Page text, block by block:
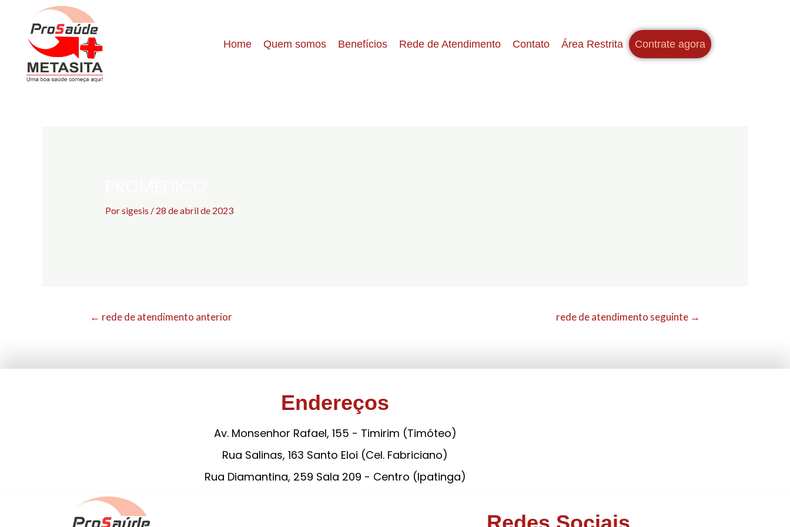
Home Quem somos Benefícios Rede de Atendimento Contato Área Restrita Contrate agora
Porsigesis / 28 de abril de 2023
← rede de atendimento anterior rede de atendimento seguinte →
Endereços
Av. Monsenhor Rafael, 155 - Timirim (Timóteo)
Rua Salinas, 163 Santo Eloi (Cel. Fabriciano)
Rua Diamantina, 259 Sala 209 - Centro (Ipatinga)